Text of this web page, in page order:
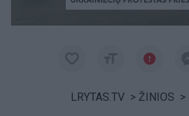
LRYTAS.TV > ŽINIOS >